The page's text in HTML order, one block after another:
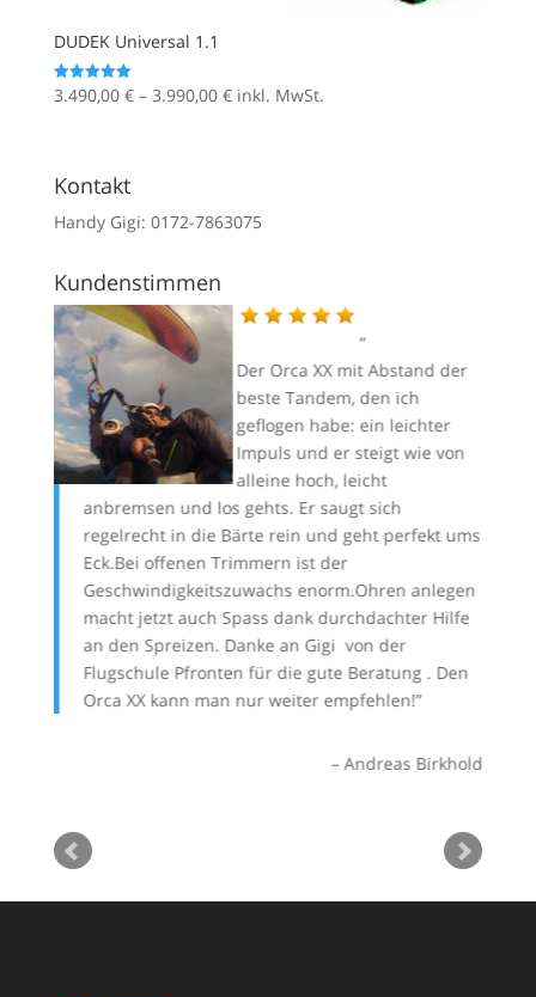
DUDEK Universal 1.1
Bewertet mit
5.00
3.490,00 € – 3.990,00 €Preisspanne:
inkl. MwSt.
Kontakt
Handy Gigi: 0172-7863075
Kundenstimmen
Der Orca XX mit Abstand der
beste Tandem, den ich
geflogen habe: ein leichter
Impuls und er steigt wie von
alleine hoch, leicht
anbremsen und los gehts. Er saugt sich
regelrecht in die Bärte rein und geht perfekt ums
Eck.Bei offenen Trimmern ist der
Geschwindigkeitszuwachs enorm.Ohren anlegen
macht jetzt auch Spass dank durchdachter Hilfe
an den Spreizen. Danke an Gigi von der
Flugschule Pfronten für die gute Beratung . Den
Orca XX kann man nur weiter empfehlen!
Andreas Birkhold